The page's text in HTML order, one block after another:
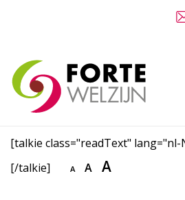
[talkie class="readText"
[/talkie]
A A A